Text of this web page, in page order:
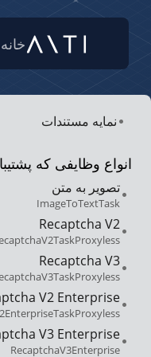
خانه
نمایه مستندات
انواع وظایفی که
تصویر به متن
ImageToTextTask
Recaptcha V2
Recaptcha V3
V2 Enterprise
V3 Enterprise
RecaptchaV3Enterprise